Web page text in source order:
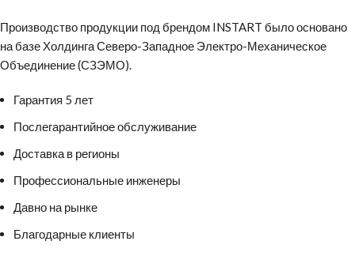
Производство продукции под брендом INSTART было основано
на базе Холдинга Северо-Западное Электро-Механическое
Объединение (СЗЭМО).
Гарантия 5 лет
Послегарантийное обслуживание
Доставка в регионы
Профессиональные инженеры
Давно на рынке
Благодарные клиенты